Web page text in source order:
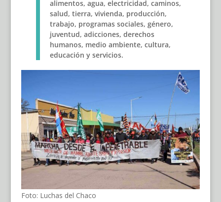
alimentos, agua, electricidad, caminos,
salud, tierra, vivienda, producción,
trabajo, programas sociales, género,
juventud, adicciones, derechos
humanos, medio ambiente, cultura,
educación y servicios.
Foto: Luchas del Chaco